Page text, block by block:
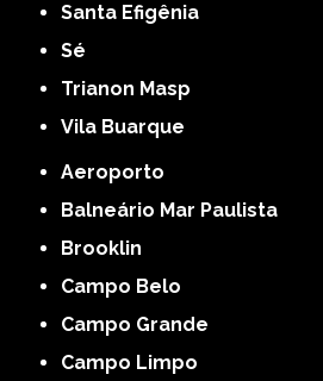
Santa Efigênia
Sé
Trianon Masp
Vila Buarque
Aeroporto
Balneário Mar Paulista
Brooklin
Campo Belo
Campo Grande
Campo Limpo